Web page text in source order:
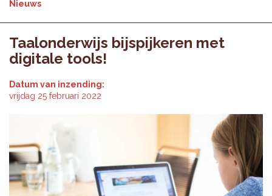
Nieuws
Taalonderwijs bijspijkeren met
digitale tools!
Datum van inzending:
vrijdag 25 februari 2022